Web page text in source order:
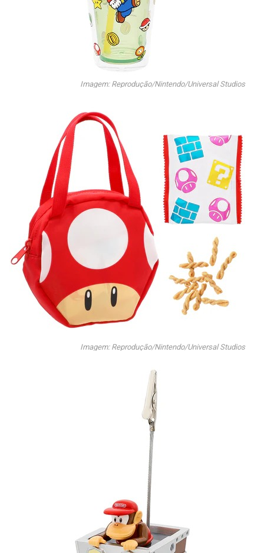
Imagem: Reprodução/Nintendo/Universal Studios
Imagem: Reprodução/Nintendo/Universal Studios